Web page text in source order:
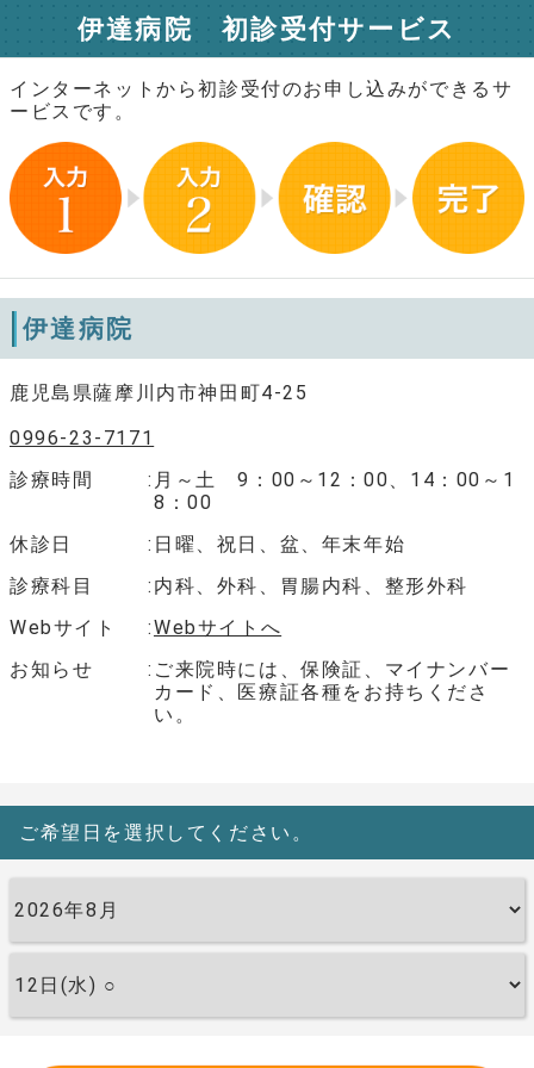
伊達病院 初診受付サービス
インターネットから初診受付のお申し込みができるサ
ービスです。
伊達病院
鹿児島県薩摩川内市神田町4-25
0996-23-7171
診療時間
月～土 9：00～12：00、14：00～1
8：00
休診日
日曜、祝日、盆、年末年始
診療科目
内科、外科、胃腸内科、整形外科
Webサイト
Webサイトへ
お知らせ
ご来院時には、保険証、マイナンバー
カード、医療証各種をお持ちくださ
い。
ご希望日を選択してください。